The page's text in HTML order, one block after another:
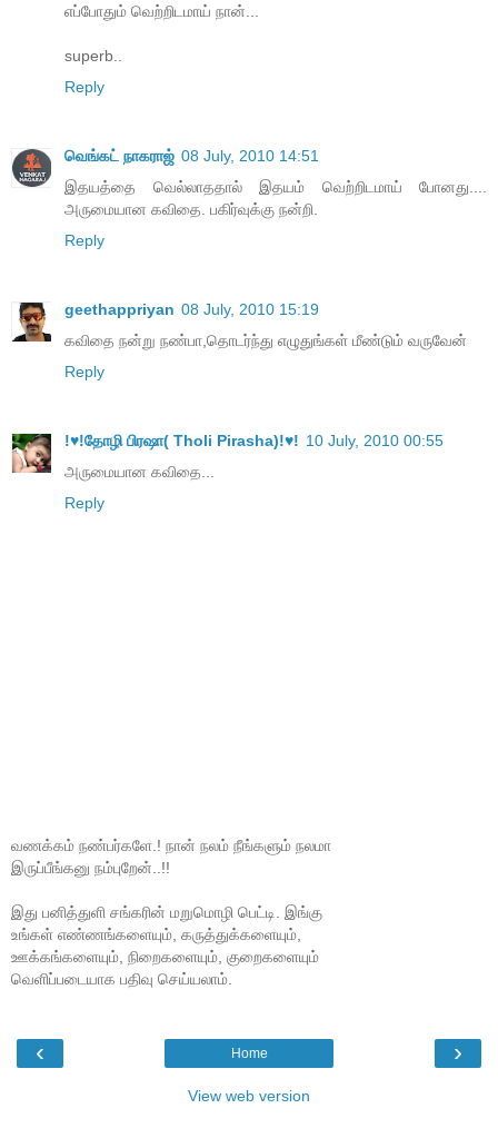
எப்போதும் வெற்றிடமாய் நான்...
superb..
Reply
வெங்கட் நாகராஜ் 08 July, 2010 14:51
இதயத்தை வெல்லாததால் இதயம் வெற்றிடமாய் போனது....
அருமையான கவிதை. பகிர்வுக்கு நன்றி.
Reply
geethappriyan 08 July, 2010 15:19
கவிதை நன்று நண்பா,தொடர்ந்து எழுதுங்கள் மீண்டும் வருவேன்
Reply
!♥!தோழி பிரஷா( Tholi Pirasha)!♥! 10 July, 2010 00:55
அருமையான கவிதை...
Reply
வணக்கம் நண்பர்களே.! நான் நலம் நீங்களும் நலமா
இருப்பீங்கனு நம்புறேன்..!!
இது பனித்துளி சங்கரின் மறுமொழி பெட்டி. இங்கு
உங்கள் எண்ணங்களையும், கருத்துக்களையும்,
ஊக்கங்களையும், நிறைகளையும், குறைகளையும்
வெளிப்படையாக பதிவு செய்யலாம்.
‹ ›
Home
View web version